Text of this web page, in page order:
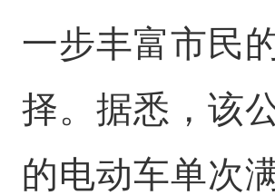
一步丰富市民
择。据悉，该
的电动车单次